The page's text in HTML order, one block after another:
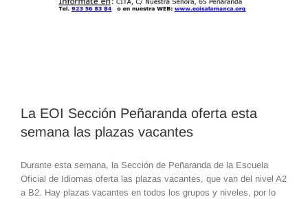
La EOI Sección Peñaranda oferta esta
semana las plazas vacantes
Durante esta semana, la Sección de Peñaranda de la Escuela
Oficial de Idiomas oferta las plazas vacantes, que van del nivel A2
a B2. Hay plazas vacantes en todos los grupos y niveles, por lo